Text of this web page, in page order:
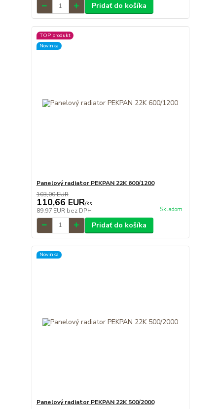
Pridať do košíka
TOP produkt
Novinka
Panelový radiator PEKPAN 22K 600/1200
103,00 EUR
110,66 EUR/ks
89,97 EUR bez DPH Skladom
Pridať do košíka
Novinka
Panelový radiator PEKPAN 22K 500/2000